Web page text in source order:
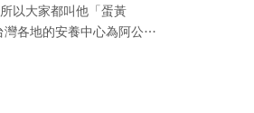
以大家都叫他「蛋黃